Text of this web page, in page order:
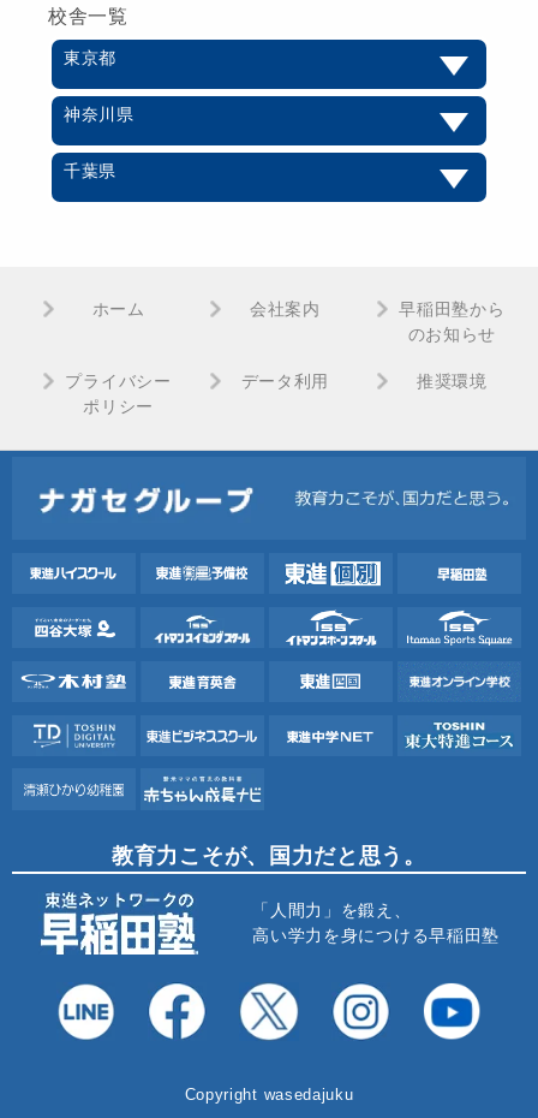
校舎一覧
東京都
神奈川県
千葉県
ホーム 会社案内
早稲田塾から
のお知らせ
プライバシー
ポリシー
データ利用 推奨環境
教育力こそが、国力だと思う。
「人間力」を鍛え、
高い学力を身につける早稲田塾
Copyright wasedajuku